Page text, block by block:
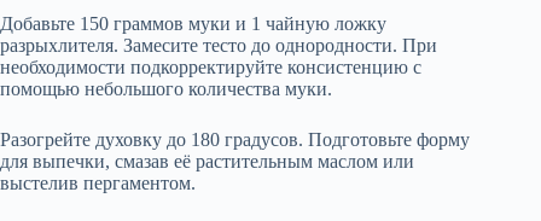
Добавьте 150 граммов муки и 1 чайную ложку
разрыхлителя. Замесите тесто до однородности. При
необходимости подкорректируйте консистенцию с
помощью небольшого количества муки.
Разогрейте духовку до 180 градусов. Подготовьте форму
для выпечки, смазав её растительным маслом или
выстелив пергаментом.